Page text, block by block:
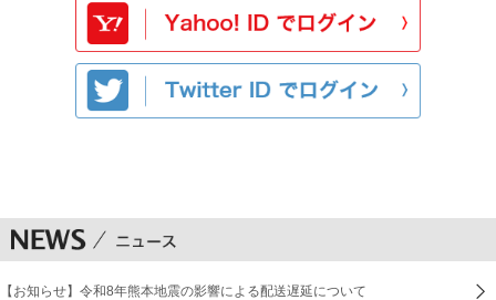
【お知らせ】令和8年熊本地震の影響による配送遅延について